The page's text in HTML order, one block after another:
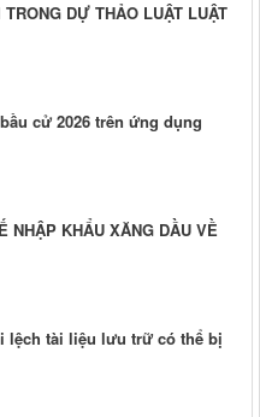
DỰ THẢO LUẬT LUẬT
cử 2026 trên ứng dụng
NHẬP KHẨU XĂNG DẦU VỀ
lệch tài liệu lưu trữ có thể bị